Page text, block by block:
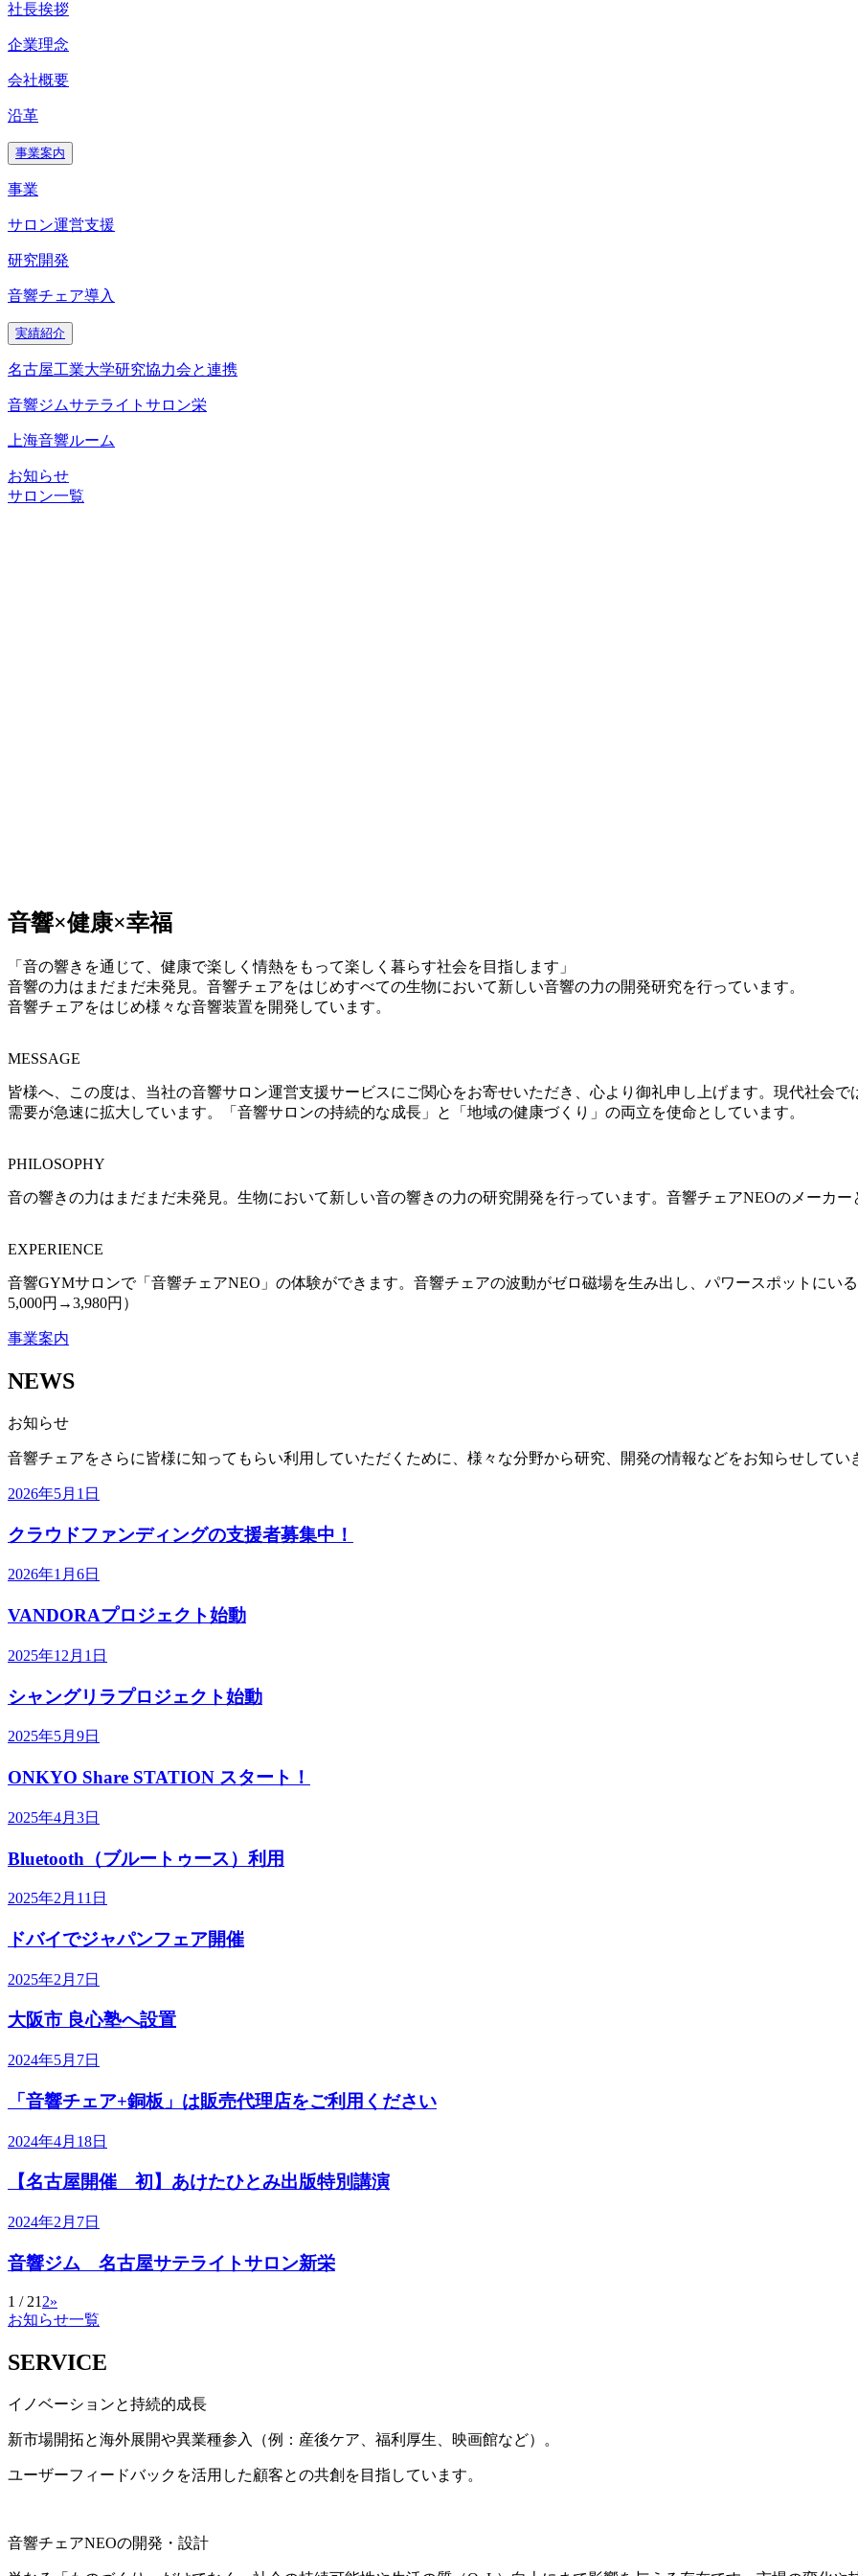
社長挨拶
企業理念
会社概要
沿革
事業案内
事業
サロン運営支援
研究開発
音響チェア導入
実績紹介
名古屋工業大学研究協力会と連携
音響ジムサテライトサロン栄
上海音響ルーム
お知らせ
サロン一覧
音響×健康×幸福
「音の響きを通じて、健康で楽しく情熱をもって楽しく暮らす社会を目指します」
音響の力はまだまだ未発見。音響チェアをはじめすべての生物において新しい音響の力の開発研究を行っています。
音響チェアをはじめ様々な音響装置を開発しています。
MESSAGE
皆様へ、 この度は、当社の音響サロン運営支援サービスにご関心をお寄せいただき、心より御礼申し上げます。 現代社会で
需要が急速に拡大しています。
「音響サロンの持続的な成長」と「地域の健康づくり」 の両立を使命としています。
PHILOSOPHY
音の響きの力はまだまだ未発見。生物において新しい音の響きの力の研究開発を行っています。音響チェアNEOのメーカ
EXPERIENCE
音響GYMサロンで「音響チェアNEO」の体験ができます。音響チェアの波動がゼロ磁場を生み出し、パワースポットにい
5,000円→3,980円）
事業案内
NEWS
お知らせ
音響チェアをさらに皆様に知ってもらい利用していただくために、様々な分野から研究、開発の情報などをお知らせしてい
2026年5月1日
クラウドファンディングの支援者募集中！
2026年1月6日
VANDORAプロジェクト始動
2025年12月1日
シャングリラプロジェクト始動
2025年5月9日
ONKYO Share STATION スタート！
2025年4月3日
Bluetooth（ブルートゥース）利用
2025年2月11日
ドバイでジャパンフェア開催
2025年2月7日
大阪市 良心塾へ設置
2024年5月7日
「音響チェア+銅板」は販売代理店をご利用ください
2024年4月18日
【名古屋開催 初】あけたひとみ出版特別講演
2024年2月7日
音響ジム 名古屋サテライトサロン新栄
1 / 212»
お知らせ一覧
SERVICE
イノベーションと持続的成長
新市場開拓と海外展開や異業種参入（例：産後ケア、福利厚生、映画館など）。
ユーザーフィードバックを活用した顧客との共創を目指しています。
音響チェアNEOの開発・設計